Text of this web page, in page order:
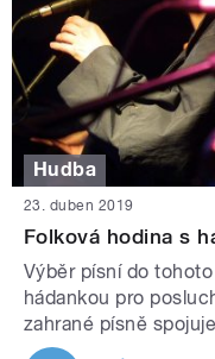
Hudba
23. duben 2019
Folková hodina s
Výběr písní do
hádankou pro
zahrané písně